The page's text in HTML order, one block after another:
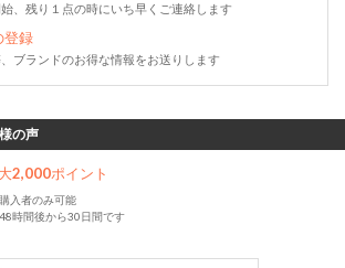
、残り１点の時にいち早くご連絡します
登録
ブランドのお得な情報をお送りします
の声
2,000ポイント
入者のみ可能
時間後から30日間です